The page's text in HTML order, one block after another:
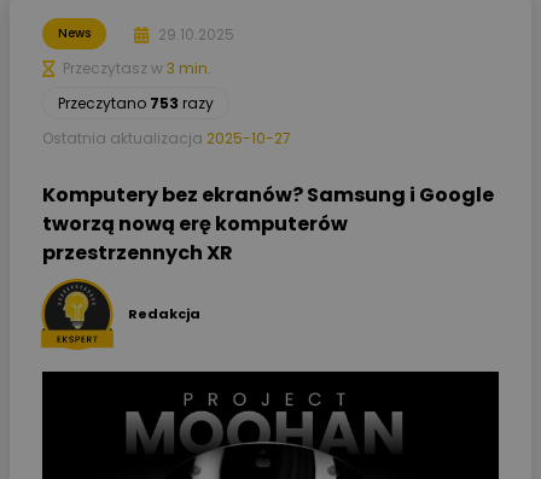
News
29.10.2025
Przeczytasz w 3 min.
Przeczytano 753 razy
Ostatnia aktualizacja 2025-10-27
Komputery bez ekranów? Samsung i Google
tworzą nową erę komputerów
przestrzennych XR
Redakcja